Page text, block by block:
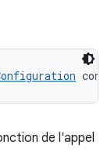
de l'appel